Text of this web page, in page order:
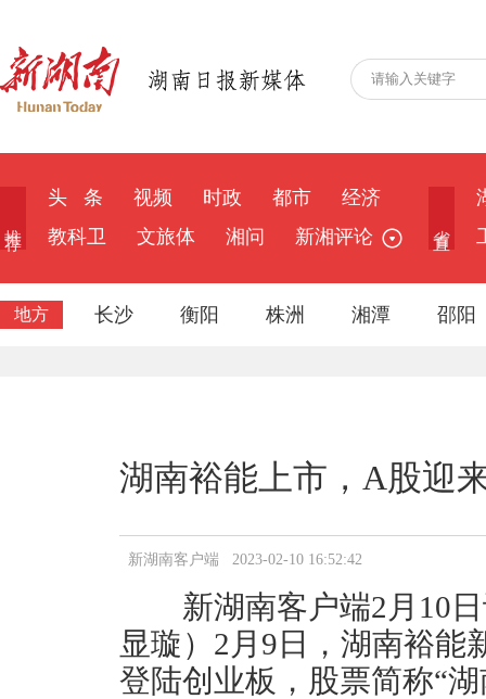
头 条 视频 时政 都市
经济
教科卫
文旅体 湘问 新湘评论
地方 长沙 衡阳 株洲 湘潭 邵阳
湖南裕能上市，A股迎
新湖南客户端 2023-02-10 16:52:42
新湖南客户端2月10日
显璇）2月9日，湖南裕能
登陆创业板，股票简称“